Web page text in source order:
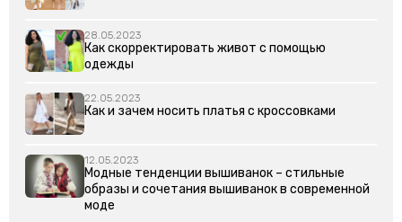
28.05.2023
Как скорректировать живот с помощью
одежды
22.05.2023
Как и зачем носить платья с кроссовками
12.05.2023
Модные тенденции вышиванок – стильные
образы и сочетания вышиванок в современной
моде